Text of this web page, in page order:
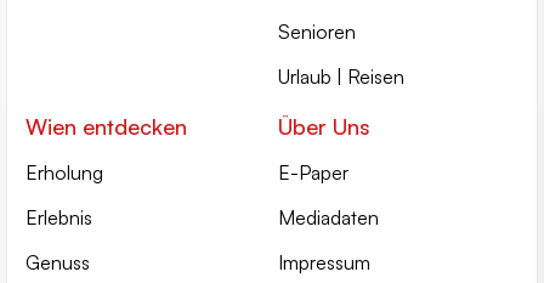
Senioren
Urlaub | Reisen
Wien entdecken
Erholung
Erlebnis
Genuss
Über Uns
E-Paper
Mediadaten
Impressum